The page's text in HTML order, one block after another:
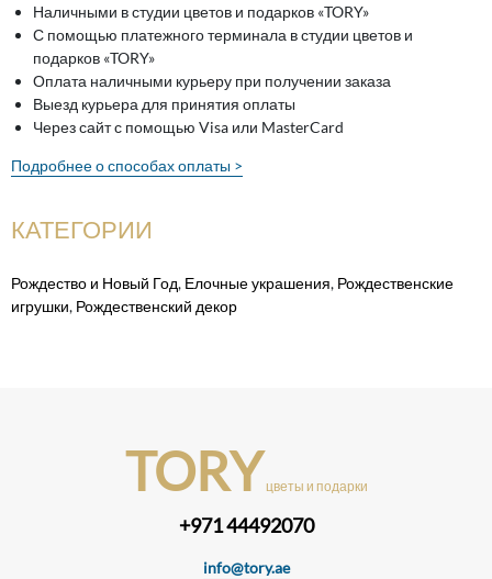
Наличными в студии цветов и подарков «TORY»
С помощью платежного терминала в студии цветов и
подарков «TORY»
Оплата наличными курьеру при получении заказа
Выезд курьера для принятия оплаты
Через сайт с помощью Visa или MasterCard
Подробнее о способах оплаты >
КАТЕГОРИИ
Рождество и Новый Год, Елочные украшения, Рождественские
игрушки, Рождественский декор
TORY цветы и подарки
+971 44492070
info@tory.ae